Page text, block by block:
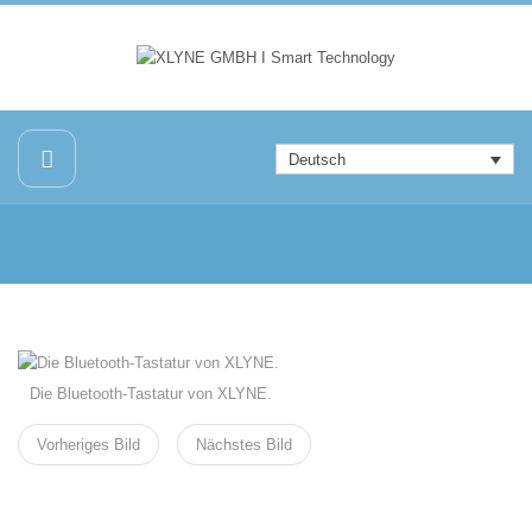
Deutsch
Die Bluetooth-Tastatur von XLYNE.
Vorheriges Bild Nächstes Bild